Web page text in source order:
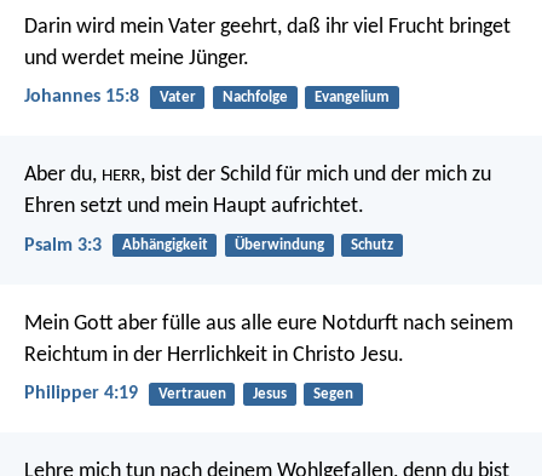
Darin wird mein Vater geehrt, daß ihr viel Frucht bringet
und werdet meine Jünger.
Johannes 15:8 Vater Nachfolge Evangelium
Aber du, HERR, bist der Schild für mich und der mich zu
Ehren setzt und mein Haupt aufrichtet.
Psalm 3:3 Abhängigkeit Überwindung Schutz
Mein Gott aber fülle aus alle eure Notdurft nach seinem
Reichtum in der Herrlichkeit in Christo Jesu.
Philipper 4:19 Vertrauen Jesus Segen